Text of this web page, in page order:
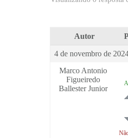
Autor
4 de novembro de
Marco Antonio
Figueiredo
Ballester Junior